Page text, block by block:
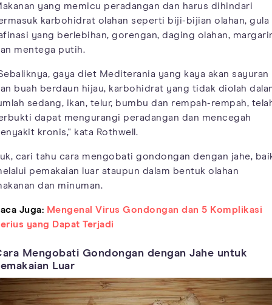
yang memicu peradangan dan harus dihindari
karbohidrat olahan seperti biji-bijian olahan, gula
yang berlebihan, gorengan, daging olahan,
mentega putih.
gaya diet Mediterania yang kaya akan sayuran
buah berdaun hijau, karbohidrat yang tidak diolah
sedang, ikan, telur, bumbu dan rempah-rempah,
dapat mengurangi peradangan dan mencegah
kronis," kata Rothwell.
cari tahu cara mengobati gondongan dengan jahe,
pemakaian luar ataupun dalam bentuk olahan
dan minuman.
Juga: Mengenal Virus Gondongan dan 5 Komplikasi
yang Dapat Terjadi
Mengobati Gondongan dengan Jahe untuk
Luar